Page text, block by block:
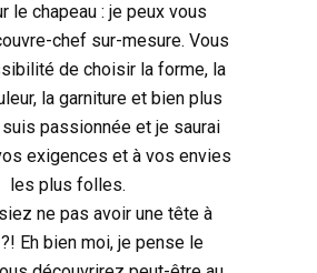
le chapeau : je peux vous
chef sur-mesure. Vous
de choisir la forme, la
la garniture et bien plus
passionnée et je saurai
exigences et à vos envies
les plus folles.
ne pas avoir une tête à
Eh bien moi, je pense le